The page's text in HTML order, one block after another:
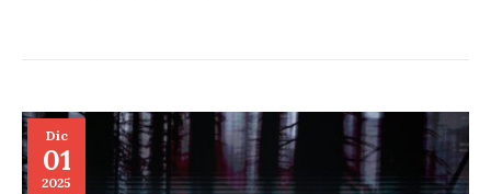
Dic
01
2025